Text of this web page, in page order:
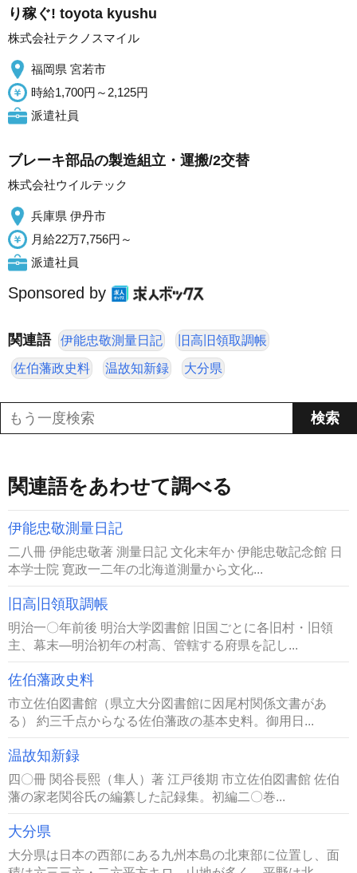
り稼ぐ! toyota kyushu
株式会社テクノスマイル
福岡県 宮若市
時給1,700円～2,125円
派遣社員
ブレーキ部品の製造組立・運搬/2交替
株式会社ウイルテック
兵庫県 伊丹市
月給22万7,756円～
派遣社員
Sponsored by
関連語 伊能忠敬測量日記 旧高旧領取調帳
佐伯藩政史料 温故知新録 大分県
関連語をあわせて調べる
伊能忠敬測量日記
二八冊 伊能忠敬著 測量日記 文化末年か 伊能忠敬記念館 日
本学士院 寛政一二年の北海道測量から文化...
旧高旧領取調帳
明治一〇年前後 明治大学図書館 旧国ごとに各旧村・旧領
主、幕末―明治初年の村高、管轄する府県を記し...
佐伯藩政史料
市立佐伯図書館（県立大分図書館に因尾村関係文書があ
る） 約三千点からなる佐伯藩政の基本史料。御用日...
温故知新録
四〇冊 関谷長熙（隼人）著 江戸後期 市立佐伯図書館 佐伯
藩の家老関谷氏の編纂した記録集。初編二〇巻...
大分県
大分県は日本の西部にある九州本島の北東部に位置し、面